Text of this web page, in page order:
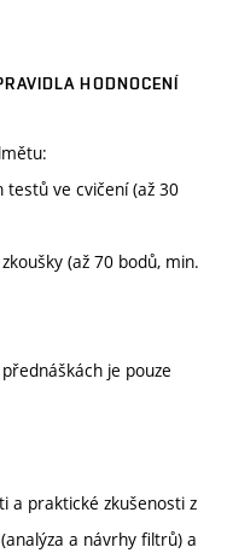
HODNOCENÍ
testů ve cvičení (až 30
(až 70 bodů, min.
je pouze
a praktické zkušenosti z
a návrhy filtrů) a